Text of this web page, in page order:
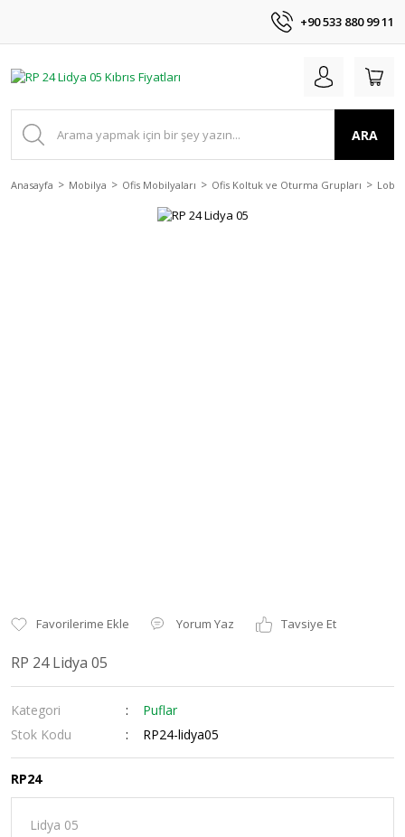
+90 533 880 99 11
ARA
Anasayfa Mobilya Ofis Mobilyaları Ofis Koltuk ve Oturma Grupları Lobi
Yorum Yaz Tavsiye Et
RP 24 Lidya 05
Kategori
Puflar
Stok Kodu
RP24-lidya05
RP24